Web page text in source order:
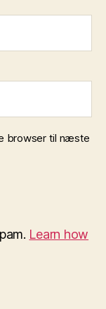
browser til næste
Learn how